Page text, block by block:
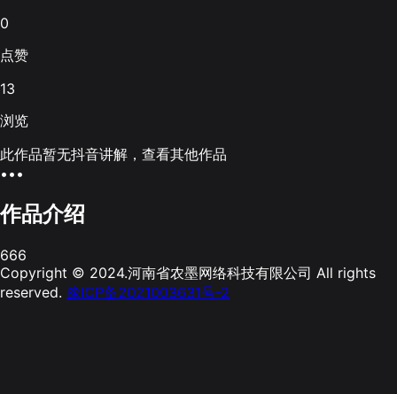
0
点赞
13
浏览
此作品暂无抖音讲解，查看其他作品
•••
作品介绍
666
Copyright © 2024.河南省农墨网络科技有限公司 All rights
reserved. 豫ICP备2021003631号-2